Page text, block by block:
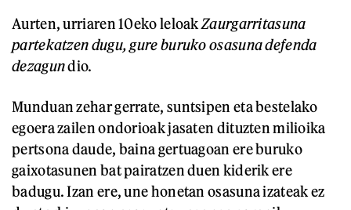
Aurten, urriaren 10eko leloakZaurgarritasuna
partekatzen dugu, gure buruko osasuna defenda
dezagundio.
Munduan zehar gerrate, suntsipen eta bestelako
egoera zailen ondorioak jasaten dituzten milioika
pertsona daude, baina gertuagoan ere buruko
gaixotasunen bat pairatzen duen kiderik ere
badugu. Izan ere, une honetan osasuna izateak ez